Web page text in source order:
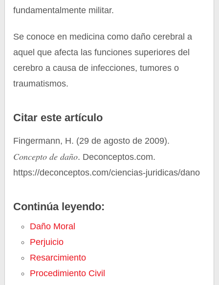
fundamentalmente militar.
Se conoce en medicina como daño cerebral a
aquel que afecta las funciones superiores del
cerebro a causa de infecciones, tumores o
traumatismos.
Citar este artículo
Fingermann, H. (29 de agosto de 2009).
Concepto de daño. Deconceptos.com.
https://deconceptos.com/ciencias-juridicas/dano
Continúa leyendo:
Daño Moral
Perjuicio
Resarcimiento
Procedimiento Civil